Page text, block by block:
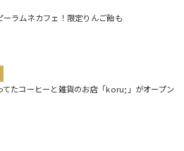
ーラムネカフェ！限定りんご飴も
てたコーヒーと雑貨のお店「koru;」がオープン